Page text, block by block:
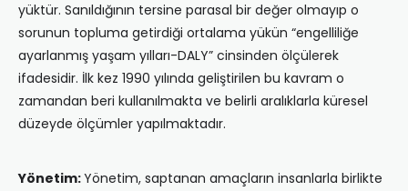
yüktür. Sanıldığının tersine parasal bir değer olmayıp o
sorunun topluma getirdiği ortalama yükün “engelliliğe
ayarlanmış yaşam yılları-DALY” cinsinden ölçülerek
ifadesidir. İlk kez 1990 yılında geliştirilen bu kavram o
zamandan beri kullanılmakta ve belirli aralıklarla küresel
düzeyde ölçümler yapılmaktadır.
Yönetim:Yönetim, saptanan amaçların insanlarla birlikte